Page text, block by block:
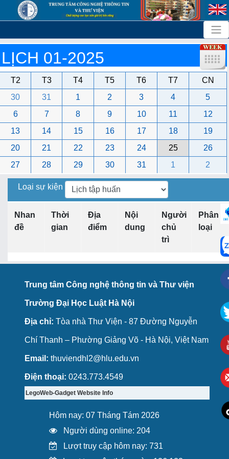
LỊCH 01-2025
T2 T3 T4 T5 T6 T7
CN
30
31 1 2 3 4
5
6
7 8 9 10 11
12
13
14 15 16 17 18
19
20
21 22 23 24 25
26
27
28 29 30 31 1 2
Loại sự kiện
Nhan
đề
Thời
gian
Địa
điểm
Nội
dung
Người
chủ
trì
Phân
loại
Trung tâm Công nghệ thông tin và Thư viện
Trường Đại Học Luật Hà Nội
Địa chỉ: Tòa nhà Thư Viện - 87 Đường Nguyễn
Chí Thanh – Phường Giảng Võ - Hà Nội, Việt Nam
Email: thuviendhl2@hlu.edu.vn
Điện thoại: 0243.773.4549
LegoWeb-Gadget Website Info
Hôm nay: 07 Tháng Tám 2026
Người dùng online: 204
Lượt truy cập hôm nay: 731